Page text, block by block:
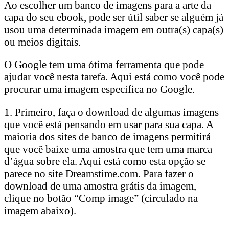
Ao escolher um banco de imagens para a arte da
capa do seu ebook, pode ser útil saber se alguém já
usou uma determinada imagem em outra(s) capa(s)
ou meios digitais.
O Google tem uma ótima ferramenta que pode
ajudar você nesta tarefa. Aqui está como você pode
procurar uma imagem específica no Google.
1. Primeiro, faça o download de algumas imagens
que você está pensando em usar para sua capa. A
maioria dos sites de banco de imagens permitirá
que você baixe uma amostra que tem uma marca
d’água sobre ela. Aqui está como esta opção se
parece no site Dreamstime.com. Para fazer o
download de uma amostra grátis da imagem,
clique no botão “Comp image” (circulado na
imagem abaixo).